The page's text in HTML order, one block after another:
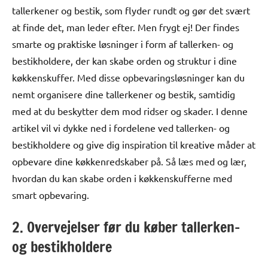
tallerkener og bestik, som flyder rundt og gør det svært
at finde det, man leder efter. Men frygt ej! Der findes
smarte og praktiske løsninger i form af tallerken- og
bestikholdere, der kan skabe orden og struktur i dine
køkkenskuffer. Med disse opbevaringsløsninger kan du
nemt organisere dine tallerkener og bestik, samtidig
med at du beskytter dem mod ridser og skader. I denne
artikel vil vi dykke ned i fordelene ved tallerken- og
bestikholdere og give dig inspiration til kreative måder at
opbevare dine køkkenredskaber på. Så læs med og lær,
hvordan du kan skabe orden i køkkenskufferne med
smart opbevaring.
2. Overvejelser før du køber tallerken-
og bestikholdere